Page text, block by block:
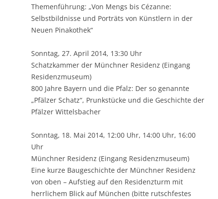
Themenführung: „Von Mengs bis Cézanne:
Selbstbildnisse und Porträts von Künstlern in der
Neuen Pinakothek“
Sonntag, 27. April 2014, 13:30 Uhr
Schatzkammer der Münchner Residenz (Eingang
Residenzmuseum)
800 Jahre Bayern und die Pfalz: Der so genannte
„Pfälzer Schatz“, Prunkstücke und die Geschichte der
Pfälzer Wittelsbacher
Sonntag, 18. Mai 2014, 12:00 Uhr, 14:00 Uhr, 16:00
Uhr
Münchner Residenz (Eingang Residenzmuseum)
Eine kurze Baugeschichte der Münchner Residenz
von oben – Aufstieg auf den Residenzturm mit
herrlichem Blick auf München (bitte rutschfestes